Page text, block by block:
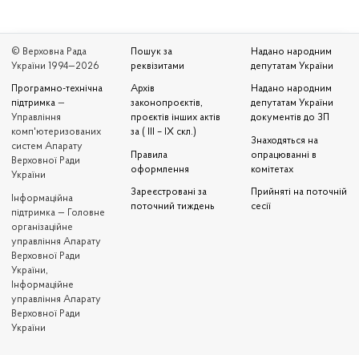
© Верховна Рада
України 1994—2026
Програмно-технічна
підтримка —
Управління
комп'ютеризованих
систем Апарату
Верховної Ради
України
Iнформаційна
підтримка — Головне
організаційне
управління Апарату
Верховної Ради
України,
Інформаційне
управління Апарату
Верховної Ради
України
Пошук за
реквізитами
Архів
законопроєктів,
проєктів інших актів
за ( III – IX скл.)
Правила
оформлення
Зареєстровані за
поточний тиждень
Надано народним
депутатам України
Надано народним
депутатам України
документів до ЗП
Знаходяться на
опрацюванні в
комітетах
Прийняті на поточній
сесії